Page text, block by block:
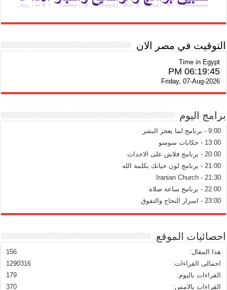
التوقيت في مصر الان
Time in Egypt
06:19:46 PM
Friday, 07-Aug-2026
برامج اليوم
9:00 - برنامج لما يعجز البشر
13:00 - حكايات سوسو
20:00 - برنامج فلاش على الاحداث
21:00 - برنامج لون حياتك بكلمة الله
21:30 - Iranian Church
22:00 - برنامج ساعة صلاة
23:00 - اسرار النجاح والتفوق
احصائيات الموقع
156
هذا المقال:
1290316
اجمالى القراءات:
179
القراءات باليوم:
370
القراءات بالامس: